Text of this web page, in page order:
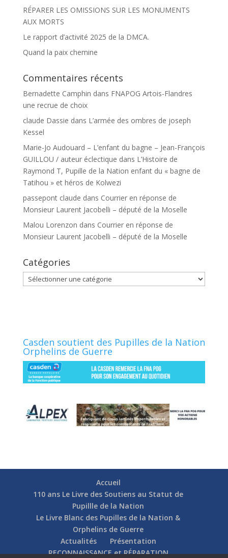
RÉPARER LES OMISSIONS SUR LES MONUMENTS
AUX MORTS
Le rapport d’activité 2025 de la DMCA.
Quand la paix chemine
Commentaires récents
Bernadette Camphin dans FNAPOG Artois-Flandres
une recrue de choix
claude Dassie dans L’armée des ombres de joseph
Kessel
Marie-Jo Audouard – L’enfant du bagne – Jean-François
GUILLOU / auteur éclectique dans L’Histoire de
Raymond T, Pupille de la Nation enfant du « bagne de
Tatihou » et héros de Kolwezi
passepont claude dans Courrier en réponse de
Monsieur Laurent Jacobelli – député de la Moselle
Malou Lorenzon dans Courrier en réponse de
Monsieur Laurent Jacobelli – député de la Moselle
Catégories
Catégories
Casden soutient des Pupilles de la Nation
Orphelins de Guerre
Accueil
110 ans Le Livre des Soutiens au Statut de
Pupillle de la Nation
Le Livre Blanc des Pupilles de la Nation &
Orphelins de Guerre
Actualités
Présentation
RECONNAISSANCE et RÉPARATION